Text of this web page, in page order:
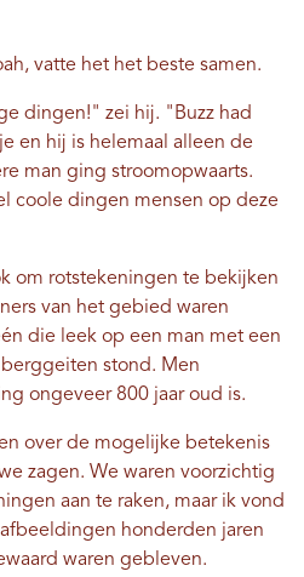
vatte het het beste samen.
dingen!" zei hij. "Buzz had
en hij is helemaal alleen de
man ging stroomopwaarts.
coole dingen mensen op deze
om rotstekeningen te bekijken
van het gebied waren
die leek op een man met een
stond. Men
ongeveer 800 jaar oud is.
over de mogelijke betekenis
zagen. We waren voorzichtig
aan te raken, maar ik vond
honderden jaren
waren gebleven.